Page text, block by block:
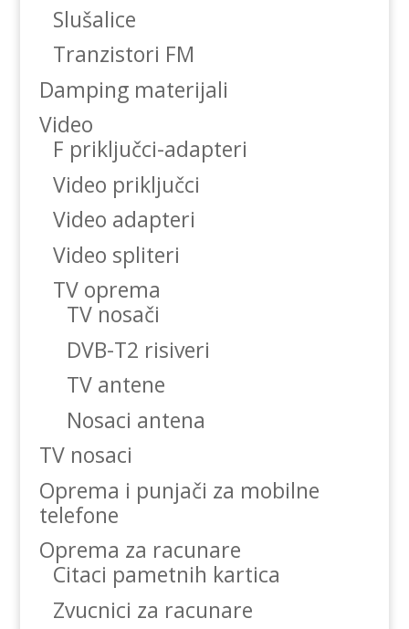
Slušalice
Tranzistori FM
Damping materijali
Video
F priključci-adapteri
Video priključci
Video adapteri
Video spliteri
TV oprema
TV nosači
DVB-T2 risiveri
TV antene
Nosaci antena
TV nosaci
Oprema i punjači za mobilne
telefone
Oprema za racunare
Citaci pametnih kartica
Zvucnici za racunare